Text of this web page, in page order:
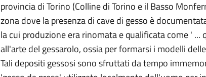
provincia di Torino (Colline di Torino e il Basso
zona dove la presenza di cave di gesso è
la cui produzione era rinomata e qualificata come ' ...
all'arte del gessarolo, ossia per formarsi i modelli
Tali depositi gessosi sono sfruttati da tempo